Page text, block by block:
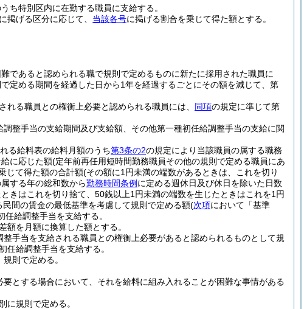
ち特別区内に在勤する職員に支給する。
に掲げる区分に応じて、 当該各号に掲げる割合を乗じて得た額とする。
であると認められる職で規則で定めるものに新たに採用された職員に
定める期間を経過した日から1年を経過するごとにその額を減じて、第
る職員との権衡上必要と認められる職員には、 同項の規定に準じて第
整手当の支給期間及び支給額、その他第一種初任給調整手当の支給に関
る給料表の給料月額のうち第3条の2の規定により当該職員の属する職務
に応じた額(定年前再任用短時間勤務職員その他の規則で定める職員にあ
じて得た額の合計額(その額に1円未満の端数があるときは、これを切り
する年の総和数から勤務時間条例 に定める週休日及び休日を除いた日数
きはこれを切り捨て、50銭以上1円未満の端数を生じたときはこれを1円
間の賃金の最低基準を考慮して規則で定める額(次項において「基準
給調整手当を支給する。
を月額に換算した額とする。
手当を支給される職員との権衡上必要があると認められるものとして規
任給調整手当を支給する。
則で定める。
とする場合において、それを給料に組み入れることが困難な事情がある
に規則で定める。